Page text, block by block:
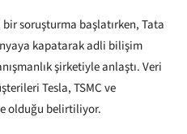
bir soruşturma başlatırken, Tata
kapatarak adli bilişim
şirketiyle anlaştı. Veri
Tesla, TSMC ve
olduğu belirtiliyor.